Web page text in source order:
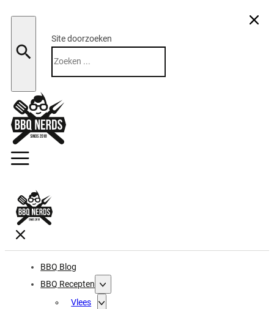
Site doorzoeken
BBQ Blog
BBQ Recepten
Vlees